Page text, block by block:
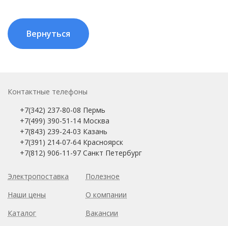
Контактные телефоны
+7(342) 237-80-08 Пермь
+7(499) 390-51-14 Москва
+7(843) 239-24-03 Казань
+7(391) 214-07-64 Красноярск
+7(812) 906-11-97 Санкт Петербург
Электропоставка
Наши цены
Каталог
Полезное
О компании
Вакансии